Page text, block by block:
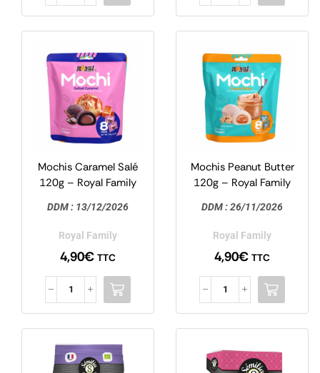
Mochis Caramel Salé
120g – Royal Family
DDM : 13/12/2026
Royal Family
4,90€ TTC
Mochis Peanut Butter
120g – Royal Family
DDM : 26/11/2026
Royal Family
4,90€ TTC